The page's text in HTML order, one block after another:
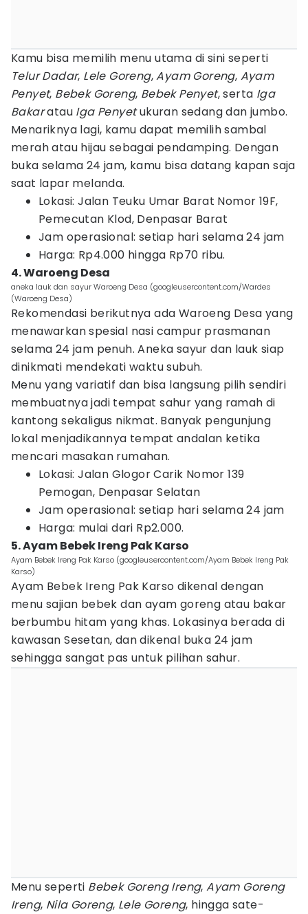
Kamu bisa memilih menu utama di sini seperti
Telur Dadar, Lele Goreng,Ayam Goreng, Ayam
Penyet, Bebek Goreng, Bebek Penyet, serta Iga
Bakaratau Iga Penyetukuran sedang dan jumbo.
Menariknya lagi, kamu dapat memilih sambal
merah atau hijau sebagai pendamping. Dengan
buka selama 24 jam, kamu bisa datang kapan saja
saat lapar melanda.
Lokasi: Jalan Teuku Umar Barat Nomor 19F,
Pemecutan Klod, Denpasar Barat
Jam operasional: setiap hari selama 24 jam
Harga: Rp4.000 hingga Rp70 ribu.
4. Waroeng Desa
aneka lauk dan sayur Waroeng Desa (googleusercontent.com/Wardes
(Waroeng Desa)
Rekomendasi berikutnya ada Waroeng Desa yang
menawarkan spesial nasi campur prasmanan
selama 24 jam penuh. Aneka sayur dan lauk siap
dinikmati mendekati waktu subuh.
Menu yang variatif dan bisa langsung pilih sendiri
membuatnya jadi tempat sahur yang ramah di
kantong sekaligus nikmat. Banyak pengunjung
lokal menjadikannya tempat andalan ketika
mencari masakan rumahan.
Lokasi: Jalan Glogor Carik Nomor 139
Pemogan, Denpasar Selatan
Jam operasional: setiap hari selama 24 jam
Harga: mulai dari Rp2.000.
5. Ayam Bebek Ireng Pak Karso
Ayam Bebek Ireng Pak Karso (googleusercontent.com/Ayam Bebek Ireng Pak
Karso)
Ayam Bebek Ireng Pak Karso dikenal dengan
menu sajian bebek dan ayam goreng atau bakar
berbumbu hitam yang khas. Lokasinya berada di
kawasan Sesetan, dan dikenal buka 24 jam
sehingga sangat pas untuk pilihan sahur.
Menu seperti Bebek Goreng Ireng,Ayam Goreng
Ireng, Nila Goreng, Lele Goreng, hingga sate-